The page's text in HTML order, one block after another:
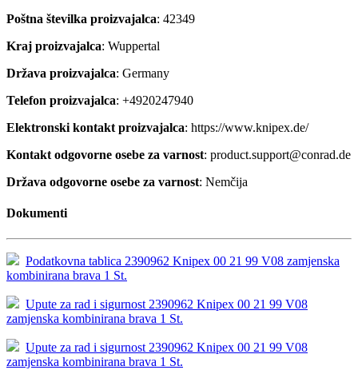
Poštna številka proizvajalca: 42349
Kraj proizvajalca: Wuppertal
Država proizvajalca: Germany
Telefon proizvajalca: +4920247940
Elektronski kontakt proizvajalca: https://www.knipex.de/
Kontakt odgovorne osebe za varnost: product.support@conrad.de
Država odgovorne osebe za varnost: Nemčija
Dokumenti
Podatkovna tablica 2390962 Knipex 00 21 99 V08 zamjenska
kombinirana brava 1 St.
Upute za rad i sigurnost 2390962 Knipex 00 21 99 V08
zamjenska kombinirana brava 1 St.
Upute za rad i sigurnost 2390962 Knipex 00 21 99 V08
zamjenska kombinirana brava 1 St.